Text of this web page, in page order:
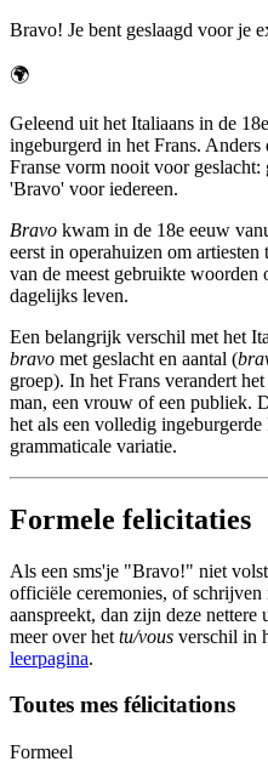
Bravo! Je bent geslaagd voor je
🌍
Geleend uit het Italiaans in de
ingeburgerd in het Frans.
Franse vorm nooit voor
'Bravo' voor iedereen.
Bravo kwam in de 18e eeuw
eerst in operahuizen om
van de meest gebruikte
dagelijks leven.
Een belangrijk verschil met het
bravo met geslacht en aantal (
groep). In het Frans verandert
man, een vrouw of een publiek.
het als een volledig
grammaticale variatie.
Formele felicitaties
Als een sms'je "Bravo!" niet
officiële ceremonies, of schrijven
aanspreekt, dan zijn deze
meer over het tu/vous verschil in
leerpagina.
Toutes mes félicitations
Formeel